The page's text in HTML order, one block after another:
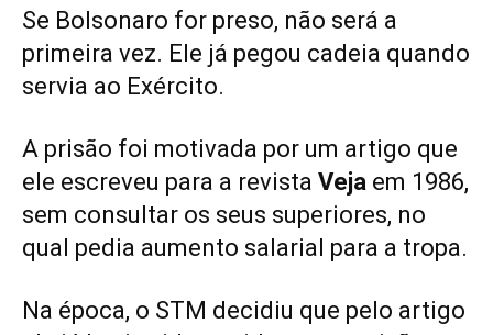
Se Bolsonaro for preso, não será a
primeira vez. Ele já pegou cadeia quando
servia ao Exército.
A prisão foi motivada por um artigo que
ele escreveu para a revista Veja em 1986,
sem consultar os seus superiores, no
qual pedia aumento salarial para a tropa.
Na época, o STM decidiu que pelo artigo